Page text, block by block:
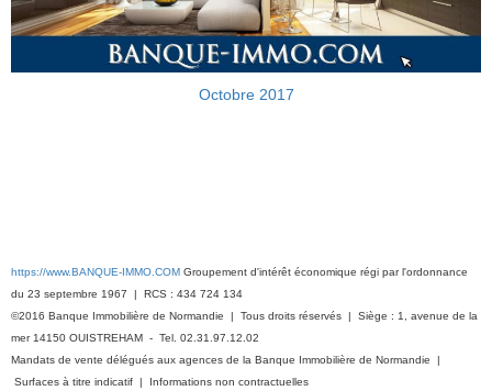
Octobre 2017
https://www.BANQUE-IMMO.COM Groupement d'intérêt économique régi par l'ordonnance
du 23 septembre 1967 | RCS : 434 724 134
©2016 Banque Immobilière de Normandie | Tous droits réservés | Siège : 1, avenue de la
mer 14150 OUISTREHAM - Tel. 02.31.97.12.02
Mandats de vente délégués aux agences de la Banque Immobilière de Normandie |
Surfaces à titre indicatif | Informations non contractuelles